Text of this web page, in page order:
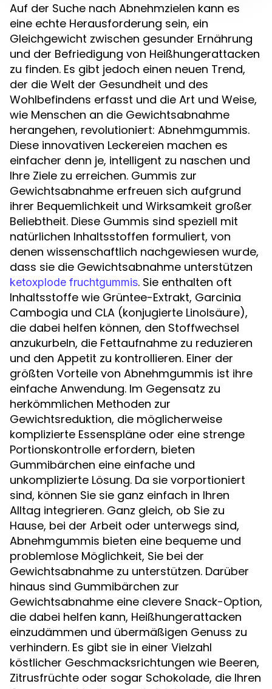
Auf der Suche nach Abnehmzielen kann es
eine echte Herausforderung sein, ein
Gleichgewicht zwischen gesunder Ernährung
und der Befriedigung von Heißhungerattacken
zu finden. Es gibt jedoch einen neuen Trend,
der die Welt der Gesundheit und des
Wohlbefindens erfasst und die Art und Weise,
wie Menschen an die Gewichtsabnahme
herangehen, revolutioniert: Abnehmgummis.
Diese innovativen Leckereien machen es
einfacher denn je, intelligent zu naschen und
Ihre Ziele zu erreichen. Gummis zur
Gewichtsabnahme erfreuen sich aufgrund
ihrer Bequemlichkeit und Wirksamkeit großer
Beliebtheit. Diese Gummis sind speziell mit
natürlichen Inhaltsstoffen formuliert, von
denen wissenschaftlich nachgewiesen wurde,
dass sie die Gewichtsabnahme unterstützen
ketoxplode fruchtgummis. Sie enthalten oft
Inhaltsstoffe wie Grüntee-Extrakt, Garcinia
Cambogia und CLA (konjugierte Linolsäure),
die dabei helfen können, den Stoffwechsel
anzukurbeln, die Fettaufnahme zu reduzieren
und den Appetit zu kontrollieren. Einer der
größten Vorteile von Abnehmgummis ist ihre
einfache Anwendung. Im Gegensatz zu
herkömmlichen Methoden zur
Gewichtsreduktion, die möglicherweise
komplizierte Essenspläne oder eine strenge
Portionskontrolle erfordern, bieten
Gummibärchen eine einfache und
unkomplizierte Lösung. Da sie vorportioniert
sind, können Sie sie ganz einfach in Ihren
Alltag integrieren. Ganz gleich, ob Sie zu
Hause, bei der Arbeit oder unterwegs sind,
Abnehmgummis bieten eine bequeme und
problemlose Möglichkeit, Sie bei der
Gewichtsabnahme zu unterstützen. Darüber
hinaus sind Gummibärchen zur
Gewichtsabnahme eine clevere Snack-Option,
die dabei helfen kann, Heißhungerattacken
einzudämmen und übermäßigen Genuss zu
verhindern. Es gibt sie in einer Vielzahl
köstlicher Geschmacksrichtungen wie Beeren,
Zitrusfrüchte oder sogar Schokolade, die Ihren